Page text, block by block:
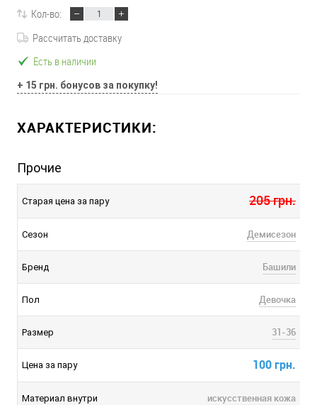
Кол-во:
Рассчитать доставку
Есть в наличии
+ 15 грн. бонусов за покупку!
ХАРАКТЕРИСТИКИ:
Прочие
Старая цена за пару 205 грн.
Сезон Демисезон
Бренд Башили
Пол Девочка
Размер 31-36
Цена за пару 100 грн.
Материал внутри искусственная кожа